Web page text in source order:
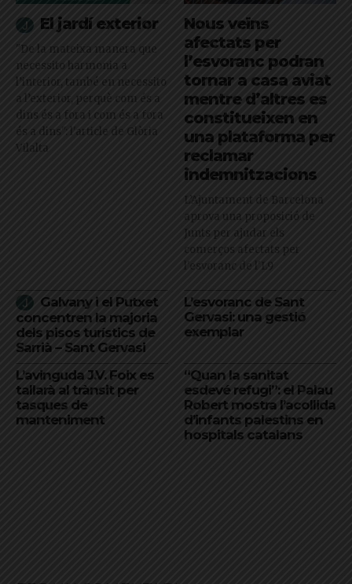
El jardí exterior
"De la mateixa manera que
necessito harmonia a
l’interior, també en necessito
a l’exterior, perquè com és a
dins és a fora i com és a fora
és a dins": l'article de Glòria
Vilalta
Nous veïns
afectats per
l’esvoranc podran
tornar a casa aviat
mentre d’altres es
constitueixen en
una plataforma per
reclamar
indemnitzacions
L’Ajuntament de Barcelona
aprova una proposició de
Junts per ajudar els
comerços afectats per
l'esvoranc de l'L9
Galvany i el Putxet
concentren la majoria
dels pisos turístics de
Sarrià – Sant Gervasi
L’esvoranc de Sant
Gervasi: una gestió
exemplar
L’avinguda J.V. Foix es
tallarà al trànsit per
tasques de
manteniment
“Quan la sanitat
esdevé refugi”: el Palau
Robert mostra l’acollida
d’infants palestins en
hospitals catalans